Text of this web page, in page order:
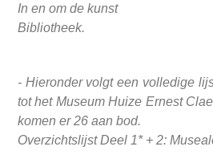
In en om de kunst
Bibliotheek.
- Hieronder volgt een volledige
tot het Museum Huize Ernest
komen er 26 aan bod.
Overzichtslijst Deel 1* + 2: